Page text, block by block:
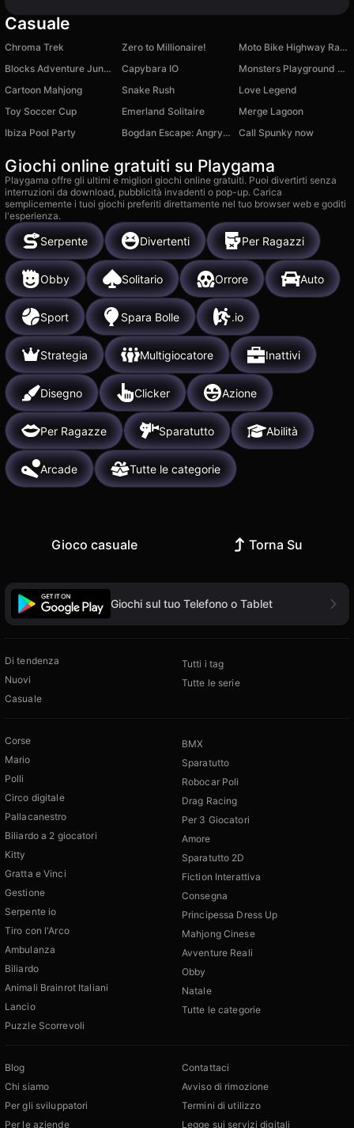
Casuale
Chroma Trek Zero to Millionaire!
Moto Bike Highway Racing Game
Blocks Adventure Jungle Saga
Capybara IO
Monsters Playground Sandbox
Cartoon Mahjong
Snake Rush
Love Legend
Toy Soccer Cup
Emerland Solitaire
Merge Lagoon
Ibiza Pool Party
Bogdan Escape: Angry Bully Call Spunky now
Giochi online gratuiti su Playgama
Playgama offre gli ultimi e migliori giochi online gratuiti. Puoi divertirti senza
interruzioni da download, pubblicità invadenti o pop-up. Carica
semplicemente i tuoi giochi preferiti direttamente nel tuo browser web e goditi
l'esperienza.
Serpente Divertenti Per Ragazzi
Obby Solitario Orrore Auto
Sport Spara Bolle .io
Strategia Multigiocatore Inattivi
Disegno Clicker Azione
Per Ragazze Sparatutto Abilità
Arcade Tutte le categorie
Gioco casuale Torna Su
Giochi sul tuo Telefono o Tablet
Di tendenza
Nuovi
Casuale
Tutti i tag
Tutte le serie
Corse
Mario
Polli
Circo digitale
Pallacanestro
Biliardo a 2 giocatori
Kitty
Gratta e Vinci
Gestione
Serpente io
Tiro con l'Arco
Ambulanza
Biliardo
Animali Brainrot Italiani
Lancio
Puzzle Scorrevoli
BMX
Sparatutto
Robocar Poli
Drag Racing
Per 3 Giocatori
Amore
Sparatutto 2D
Fiction Interattiva
Consegna
Principessa Dress Up
Mahjong Cinese
Avventure Reali
Obby
Natale
Tutte le categorie
Blog
Chi siamo
Per gli sviluppatori
Per le aziende
Contattaci
Avviso di rimozione
Termini di utilizzo
Legge sui servizi digitali